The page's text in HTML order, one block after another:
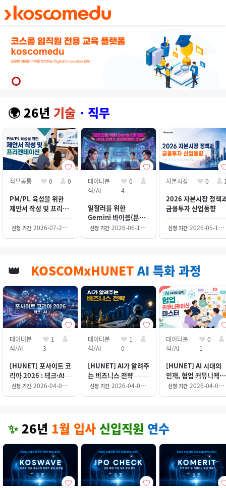
🌍 26년 기술 ・직무
직무공통 0 0
PM/PL 육성을 위한
제안서 작성 및 프리젠
테이션
신청 기간 2026-07-27~2028-12-31
데이터분
석/AI
0
4
일잘러를 위한
Gemini 바이블(문서,
동영상, 바이브코딩)
신청 기간 2026-06-10~2028-12-31
자본시장 0
2026 자본시장 정책
금융투자 산업동향
신청 기간 2026-05-18~2028-12-31
👑 KOSCOMxHUNET AI 특화 과정
데이터분
석/AI
1
3
[HUNET] 포사이트 코
리아 2026 : 테크·AI
신청 기간 2026-04-06~2027-03-31
데이터분
석/AI
1
0
[HUNET] AI가 알려주
는 비즈니스 전략
신청 기간 2026-04-06~2027-03-31
데이터분
석/AI
0
1
[HUNET] AI 시대의
인재, 협업 커뮤니케이
션 마스터
신청 기간 2026-04-06~2027-03-31
✨ 26년 1월 입사 신입직원 연수